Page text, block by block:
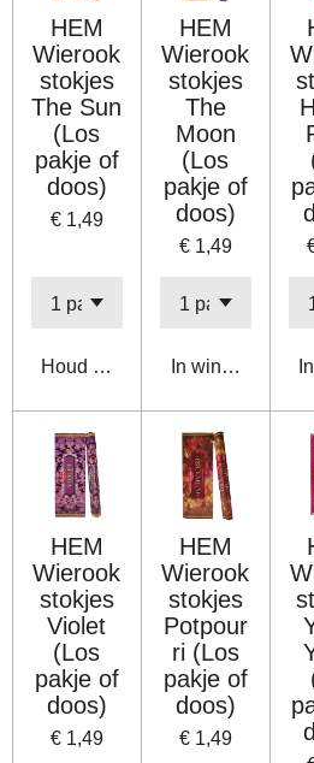
HEM
Wierook
stokjes
The Sun
(Los
pakje of
doos)
€ 1,49
Houd mij op de hoogte
HEM
Wierook
stokjes
The
Moon
(Los
pakje of
doos)
€ 1,49
In winkelwagen
HEM
Wierook
stokjes
Violet
(Los
pakje of
doos)
€ 1,49
HEM
Wierook
stokjes
Potpour
ri (Los
pakje of
doos)
€ 1,49